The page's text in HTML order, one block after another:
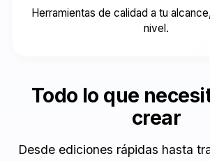
Herramientas de calidad a tu
nivel.
Todo lo que
crear
Desde ediciones rápidas hasta